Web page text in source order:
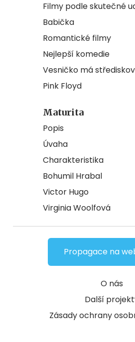
Filmy podle skutečné
Babička
Romantické filmy
Nejlepší komedie
Vesničko má
Pink Floyd
Maturita
Popis
Úvaha
Charakteristika
Bohumil Hrabal
Victor Hugo
Virginia Woolfová
O nás
Další
Zásady ochrany
Propagace na